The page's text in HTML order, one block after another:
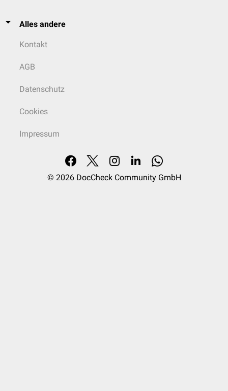
Alles andere
Kontakt
AGB
Datenschutz
Cookies
Impressum
© 2026 DocCheck Community GmbH